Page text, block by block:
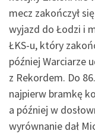
mecz zakończył
wyjazd do Łodzi i
ŁKS-u, który
później Warciarze
z Rekordem. Do
najpierw bramkę
a później w
wyrównanie dał